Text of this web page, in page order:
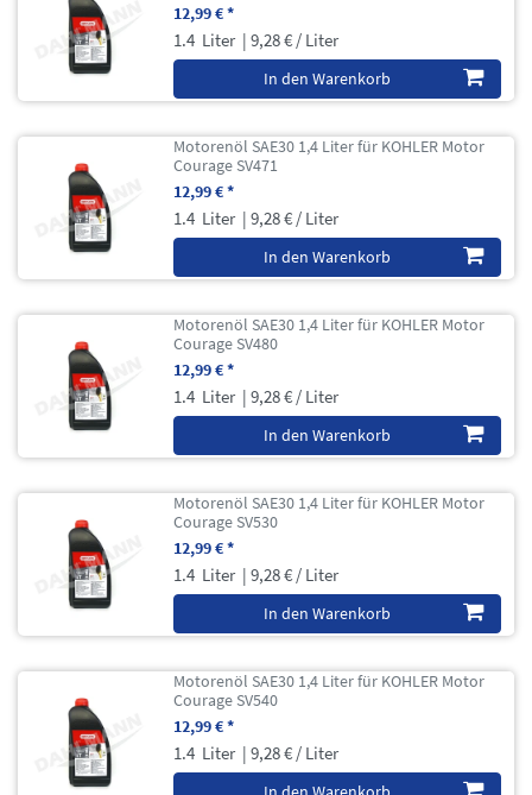
12,99 € *
1.4 Liter | 9,28 € / Liter
In den Warenkorb
Motorenöl SAE30 1,4 Liter für KOHLER Motor
Courage SV471
12,99 € *
1.4 Liter | 9,28 € / Liter
In den Warenkorb
Motorenöl SAE30 1,4 Liter für KOHLER Motor
Courage SV480
12,99 € *
1.4 Liter | 9,28 € / Liter
In den Warenkorb
Motorenöl SAE30 1,4 Liter für KOHLER Motor
Courage SV530
12,99 € *
1.4 Liter | 9,28 € / Liter
In den Warenkorb
Motorenöl SAE30 1,4 Liter für KOHLER Motor
Courage SV540
12,99 € *
1.4 Liter | 9,28 € / Liter